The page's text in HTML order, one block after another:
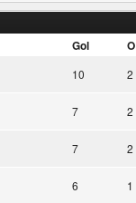
Gol O
10 2
7 2
7 2
6 1